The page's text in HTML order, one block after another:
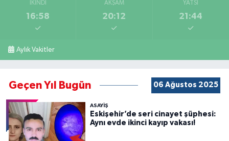
İKINDI
16:58
AKŞAM
20:12
YATSI
21:44
Aylık Vakitler
Geçen Yıl Bugün 06 Ağustos 2025
ASAYİŞ
Eskişehir’de seri cinayet şüphesi:
Aynı evde ikinci kayıp vakası!